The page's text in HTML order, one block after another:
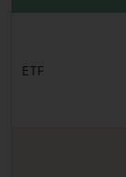
ETF